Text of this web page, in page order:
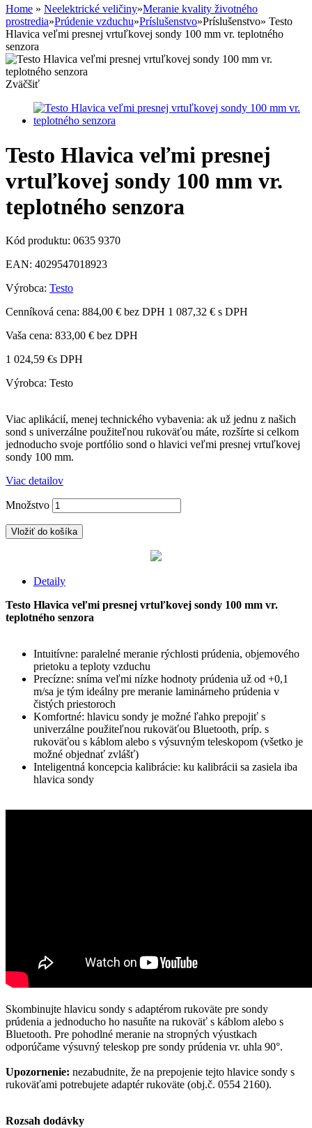
Home » Neelektrické veličiny»Meranie kvality životného
prostredia»Prúdenie vzduchu»Príslušenstvo»Príslušenstvo» Testo
Hlavica veľmi presnej vrtuľkovej sondy 100 mm vr. teplotného
senzora
Zväčšiť
Testo Hlavica veľmi presnej
vrtuľkovej sondy 100 mm vr.
teplotného senzora
Kód produktu: 0635 9370
EAN: 4029547018923
Výrobca: Testo
Cenníková cena: 884,00 € bez DPH 1 087,32 € s DPH
Vaša cena: 833,00 € bez DPH
1 024,59 €s DPH
Výrobca: Testo
Viac aplikácií, menej technického vybavenia: ak už jednu z našich
sond s univerzálne použiteľnou rukoväťou máte, rozšírte si celkom
jednoducho svoje portfólio sond o hlavici veľmi presnej vrtuľkovej
sondy 100 mm.
Viac detailov
Množstvo
Vložiť do košíka
Detaily
Testo Hlavica veľmi presnej vrtuľkovej sondy 100 mm vr.
teplotného senzora
Intuitívne: paralelné meranie rýchlosti prúdenia, objemového
prietoku a teploty vzduchu
Precízne: sníma veľmi nízke hodnoty prúdenia už od +0,1
m/sa je tým ideálny pre meranie laminárneho prúdenia v
čistých priestoroch
Komfortné: hlavicu sondy je možné ľahko prepojiť s
univerzálne použiteľnou rukoväťou Bluetooth, príp. s
rukoväťou s káblom alebo s výsuvným teleskopom (všetko je
možné objednať zvlášť)
Inteligentná koncepcia kalibrácie: ku kalibrácii sa zasiela iba
hlavica sondy
Skombinujte hlavicu sondy s adaptérom rukoväte pre sondy
prúdenia a jednoducho ho nasuňte na rukoväť s káblom alebo s
Bluetooth. Pre pohodlné meranie na stropných výustkach
odporúčame výsuvný teleskop pre sondy prúdenia vr. uhla 90°.
Upozornenie: nezabudnite, že na prepojenie tejto hlavice sondy s
rukoväťami potrebujete adaptér rukoväte (obj.č. 0554 2160).
Rozsah dodávky